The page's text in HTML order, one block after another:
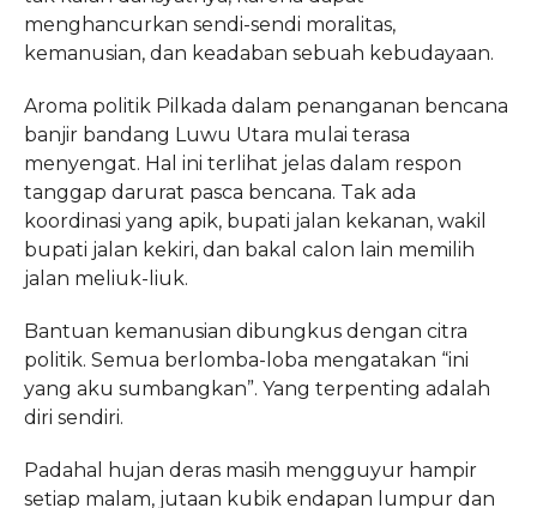
menghancurkan sendi-sendi moralitas,
kemanusian, dan keadaban sebuah kebudayaan.
Aroma politik Pilkada dalam penanganan bencana
banjir bandang Luwu Utara mulai terasa
menyengat. Hal ini terlihat jelas dalam respon
tanggap darurat pasca bencana. Tak ada
koordinasi yang apik, bupati jalan kekanan, wakil
bupati jalan kekiri, dan bakal calon lain memilih
jalan meliuk-liuk.
Bantuan kemanusian dibungkus dengan citra
politik. Semua berlomba-loba mengatakan “ini
yang aku sumbangkan”. Yang terpenting adalah
diri sendiri.
Padahal hujan deras masih mengguyur hampir
setiap malam, jutaan kubik endapan lumpur dan